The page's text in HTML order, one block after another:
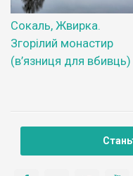
Сокаль, Жвирка.
Згорілий монастир
(в’язниця для вбивць)